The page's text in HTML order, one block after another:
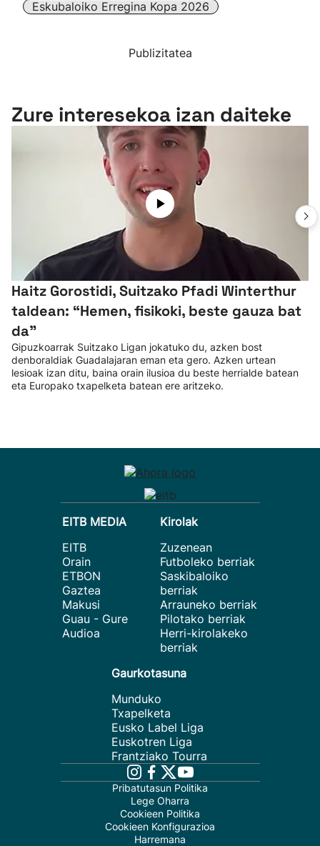
Eskubaloiko Erregina Kopa 2026
Publizitatea
Zure interesekoa izan daiteke
Haitz Gorostidi, Suitzako Pfadi Winterthur
taldean: “Hemen, fisikoki, beste gauza bat
da”
Gipuzkoarrak Suitzako Ligan jokatuko du, azken bost
denboraldiak Guadalajaran eman eta gero. Azken urtean
lesioak izan ditu, baina orain ilusioa du beste herrialde batean
eta Europako txapelketa batean ere aritzeko.
EITB MEDIA
EITB
Orain
ETBON
Gaztea
Makusi
Guau - Gure
Audioa
Kirolak
Zuzenean
Futboleko berriak
Saskibaloiko
berriak
Arrauneko berriak
Pilotako berriak
Herri-kirolakeko
berriak
Gaurkotasuna
Munduko
Txapelketa
Eusko Label Liga
Euskotren Liga
Frantziako Tourra
Pribatutasun Politika
Lege Oharra
Cookieen Politika
Cookieen Konfigurazioa
Harremana